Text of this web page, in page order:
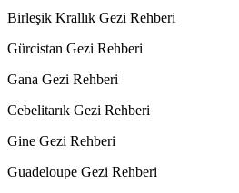
Birleşik Krallık Gezi Rehberi
Gürcistan Gezi Rehberi
Gana Gezi Rehberi
Cebelitarık Gezi Rehberi
Gine Gezi Rehberi
Guadeloupe Gezi Rehberi